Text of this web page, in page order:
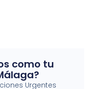
como tu
Urgentes